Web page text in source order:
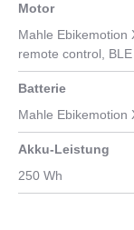
Geschlecht
Männer, Unisex
Zoll
Motor
Mahle Ebikemotion
remote control,
Batterie
Mahle Ebikemotion
Akku-Leistung
250 Wh